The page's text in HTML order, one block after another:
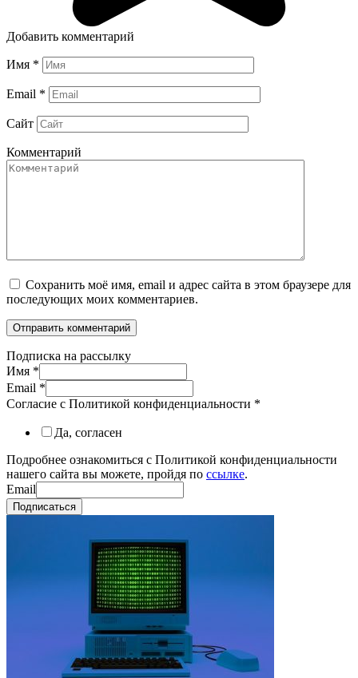
Добавить комментарий
Имя *
Email *
Сайт
Комментарий
Сохранить моё имя, email и адрес сайта в этом браузере для
последующих моих комментариев.
Подписка на рассылку
Имя *
Email *
Согласие с Политикой конфиденциальности *
Да, согласен
Подробнее ознакомиться с Политикой конфиденциальности
нашего сайта вы можете, пройдя по ссылке.
Email
Подписаться